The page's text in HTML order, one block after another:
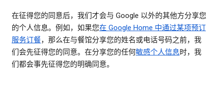
在征得您的同意后，我们才会与 Google 以外的其他方分享您
的个人信息。例如，如果您在 Google Home 中通过某项预订
服务订餐，那么在与餐馆分享您的姓名或电话号码之前，我
们会先征得您的同意。在分享您的任何敏感个人信息时，我
们都会事先征得您的明确同意。